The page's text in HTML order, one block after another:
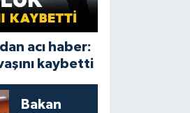
acı haber:
kaybetti
Bakan